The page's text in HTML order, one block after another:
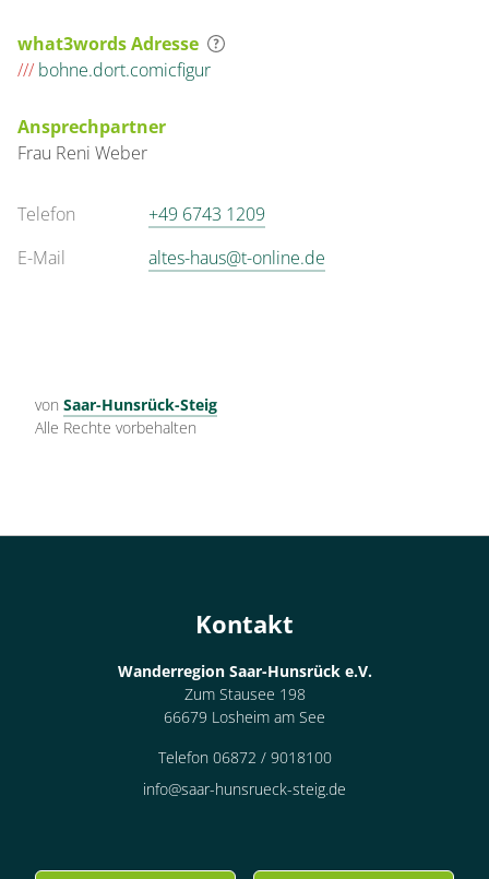
what3words Adresse
/// bohne.dort.comicfigur
Ansprechpartner
Frau Reni Weber
Telefon
+49 6743 1209
E-Mail
altes-haus@t-online.de
von Saar-Hunsrück-Steig
Alle Rechte vorbehalten
Kontakt
Wanderregion Saar-Hunsrück e.V.
Zum Stausee 198
66679 Losheim am See
Telefon 06872 / 9018100
info@saar-hunsrueck-steig.de